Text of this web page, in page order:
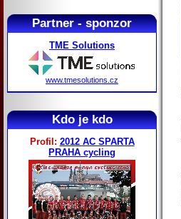
Partner - sponzor
TME Solutions
www.tmesolutions.cz
Kdo je kdo
Profil: 2012 AC SPARTA
PRAHA cycling